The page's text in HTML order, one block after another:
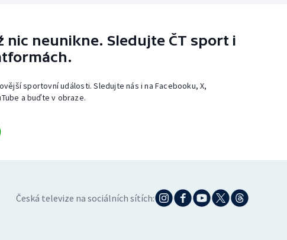
nic neunikne. Sledujte ČT sport i
sportovní události. Sledujte nás i na Facebooku, X,
a buďte v obraze.
Česká televize na sociálních sítích: